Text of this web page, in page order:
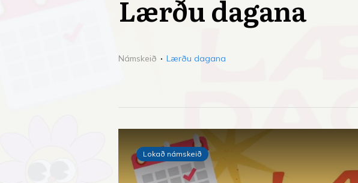
Lærðu dagana
Námskeið Lærðu dagana
Lokað námskeið